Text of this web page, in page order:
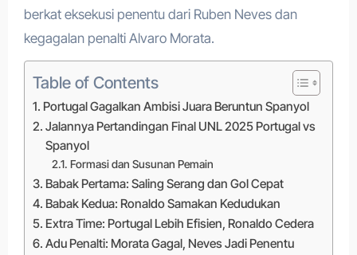
berkat eksekusi penentu dari Ruben Neves dan
kegagalan penalti Alvaro Morata.
Table of Contents
Portugal Gagalkan Ambisi Juara Beruntun Spanyol
Jalannya Pertandingan Final UNL 2025 Portugal vs
Spanyol
Formasi dan Susunan Pemain
Babak Pertama: Saling Serang dan Gol Cepat
Babak Kedua: Ronaldo Samakan Kedudukan
Extra Time: Portugal Lebih Efisien, Ronaldo Cedera
Adu Penalti: Morata Gagal, Neves Jadi Penentu